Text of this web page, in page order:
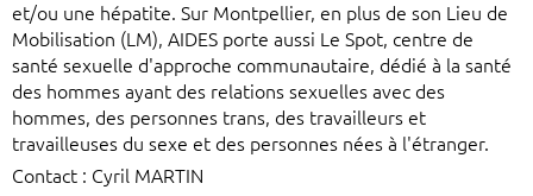
et/ou une hépatite. Sur Montpellier, en plus de son Lieu de
Mobilisation (LM), AIDES porte aussi Le Spot, centre de
santé sexuelle d'approche communautaire, dédié à la santé
des hommes ayant des relations sexuelles avec des
hommes, des personnes trans, des travailleurs et
travailleuses du sexe et des personnes nées à l'étranger.
Contact : Cyril MARTIN